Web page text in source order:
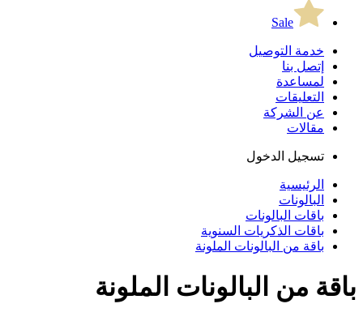
Sale
خدمة التوصيل
إتصل بنا
لمساعدة
التعليقات
عن الشركة
مقالات
تسجيل الدخول
الرئيسية
البالونات
باقات البالونات
باقات الذكريات السنوية
باقة من البالونات الملونة
باقة من البالونات الملونة